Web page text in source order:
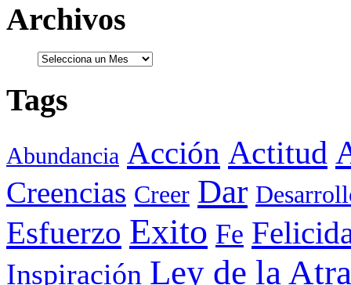
Archivos
Tags
Abundancia Acción Actitud
Creencias Creer Dar
Esfuerzo Exito Fe
Inspiración Ley de la